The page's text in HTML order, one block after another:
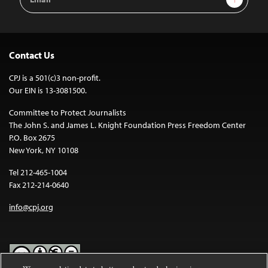
Address
Contact Us
CPJ is a 501(c)3 non-profit.
Our EIN is 13-3081500.
Committee to Protect Journalists
The John S. and James L. Knight Foundation Press Freedom Center
P.O. Box 2675
New York, NY 10108
Tel 212-465-1004
Fax 212-214-0640
info@cpj.org